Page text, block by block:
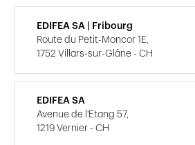
EDIFEA SA | Fribourg
Route du Petit-Moncor 1E,
1752 Villars-sur-Glâne - CH
EDIFEA SA
Avenue de l'Etang 57,
1219 Vernier - CH